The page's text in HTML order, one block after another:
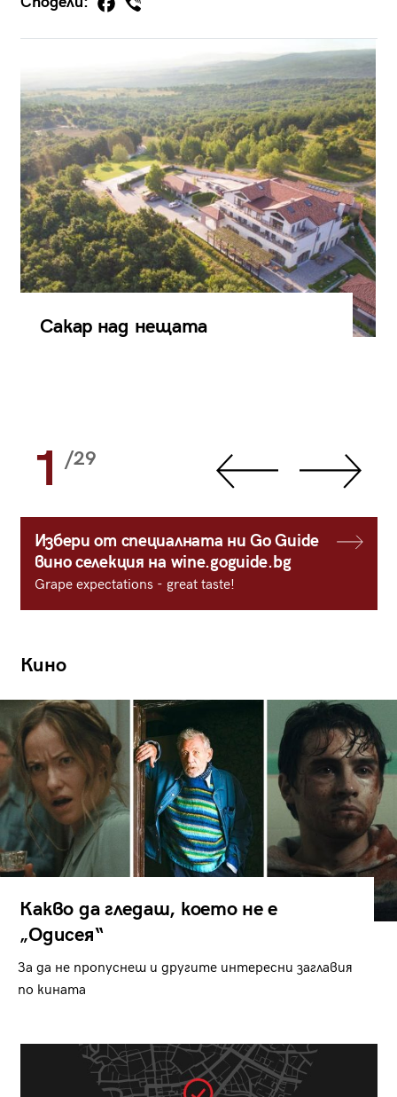
Сакар над нещата
1 /29
Избери от специалната ни Go Guide
вино селекция на wine.goguide.bg
Grape expectations - great taste!
Кино
Какво да гледаш, което не е
„Одисея“
За да не пропуснеш и другите интересни заглавия
по кината